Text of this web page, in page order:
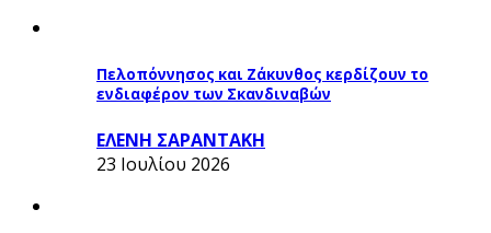
Πελοπόννησος και Ζάκυνθος κερδίζουν το
ενδιαφέρον των Σκανδιναβών
ΕΛΕΝΗ ΣΑΡΑΝΤΑΚΗ
23 Ιουλίου 2026